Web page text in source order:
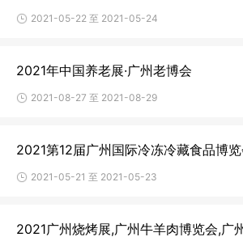
2021-05-22 至 2021-05-24
2021年中国养老展·广州老博会
2021-08-27 至 2021-08-29
2021第12届广州国际冷冻冷藏食品博
2021-05-21 至 2021-05-23
2021广州烧烤展,广州牛羊肉博览会,广